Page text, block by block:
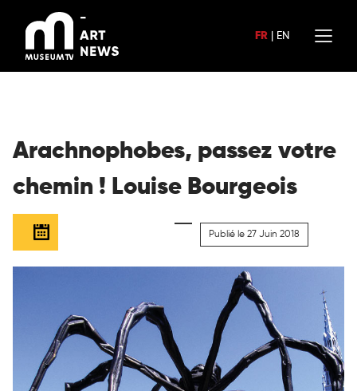
contenu
FR EN
Arachnophobes, passez votre
chemin ! Louise Bourgeois
Publié le 27 Juin 2018